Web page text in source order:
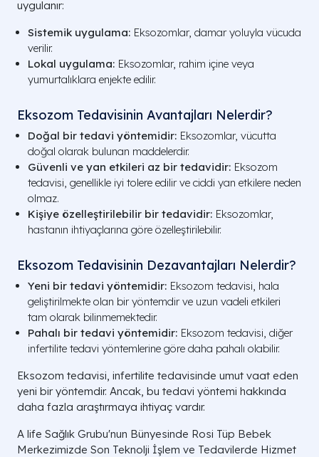
uygulanır:
Sistemik uygulama: Eksozomlar, damar yoluyla vücuda
verilir.
Lokal uygulama: Eksozomlar, rahim içine veya
yumurtalıklara enjekte edilir.
Eksozom Tedavisinin Avantajları Nelerdir?
Doğal bir tedavi yöntemidir: Eksozomlar, vücutta
doğal olarak bulunan maddelerdir.
Güvenli ve yan etkileri az bir tedavidir: Eksozom
tedavisi, genellikle iyi tolere edilir ve ciddi yan etkilere neden
olmaz.
Kişiye özelleştirilebilir bir tedavidir: Eksozomlar,
hastanın ihtiyaçlarına göre özelleştirilebilir.
Eksozom Tedavisinin Dezavantajları Nelerdir?
Yeni bir tedavi yöntemidir: Eksozom tedavisi, hala
geliştirilmekte olan bir yöntemdir ve uzun vadeli etkileri
tam olarak bilinmemektedir.
Pahalı bir tedavi yöntemidir: Eksozom tedavisi, diğer
infertilite tedavi yöntemlerine göre daha pahalı olabilir.
Eksozom tedavisi, infertilite tedavisinde umut vaat eden
yeni bir yöntemdir. Ancak, bu tedavi yöntemi hakkında
daha fazla araştırmaya ihtiyaç vardır.
A life Sağlık Grubu'nun Bünyesinde Rosi Tüp Bebek
Merkezimizde Son Teknolji İşlem ve Tedavilerde Hizmet